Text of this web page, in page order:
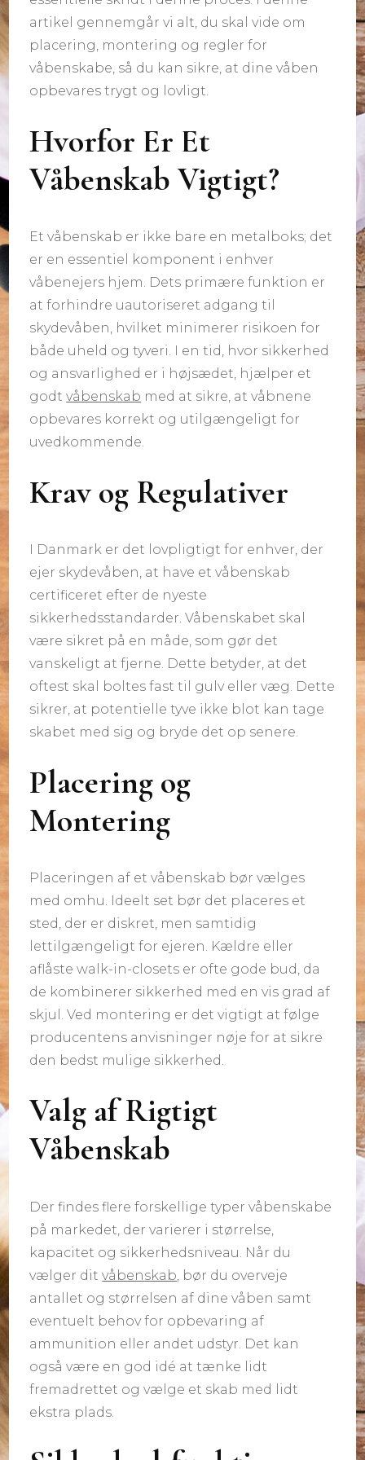
artikel gennemgår vi alt, du skal vide om
placering, montering og regler for
våbenskabe, så du kan sikre, at dine våben
opbevares trygt og lovligt.
Hvorfor Er Et
Våbenskab Vigtigt?
Et våbenskab er ikke bare en metalboks; det
er en essentiel komponent i enhver
våbenejers hjem. Dets primære funktion er
at forhindre uautoriseret adgang til
skydevåben, hvilket minimerer risikoen for
både uheld og tyveri. I en tid, hvor sikkerhed
og ansvarlighed er i højsædet, hjælper et
godtvåbenskab med at sikre, at våbnene
opbevares korrekt og utilgængeligt for
uvedkommende.
Krav og Regulativer
I Danmark er det lovpligtigt for enhver, der
ejer skydevåben, at have et våbenskab
certificeret efter de nyeste
sikkerhedsstandarder. Våbenskabet skal
være sikret på en måde, som gør det
vanskeligt at fjerne. Dette betyder, at det
oftest skal boltes fast til gulv eller væg. Dette
sikrer, at potentielle tyve ikke blot kan tage
skabet med sig og bryde det op senere.
Placering og
Montering
Placeringen af et våbenskab bør vælges
med omhu. Ideelt set bør det placeres et
sted, der er diskret, men samtidig
lettilgængeligt for ejeren. Kældre eller
aflåste walk-in-closets er ofte gode bud, da
de kombinerer sikkerhed med en vis grad af
skjul. Ved montering er det vigtigt at følge
producentens anvisninger nøje for at sikre
den bedst mulige sikkerhed.
Valg af Rigtigt
Våbenskab
Der findes flere forskellige typer våbenskabe
på markedet, der varierer i størrelse,
kapacitet og sikkerhedsniveau. Når du
vælger ditvåbenskab , bør du overveje
antallet og størrelsen af dine våben samt
eventuelt behov for opbevaring af
ammunition eller andet udstyr. Det kan
også være en god idé at tænke lidt
fremadrettet og vælge et skab med lidt
ekstra plads.